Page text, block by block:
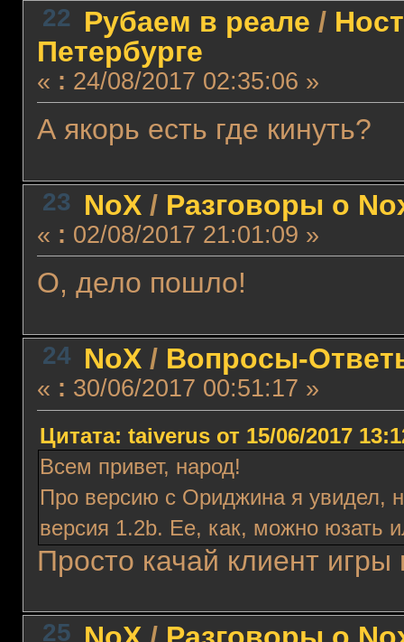
22 Рубаем в реале /
Петербурге
« : 24/08/2017 02:35:06 »
А якорь есть где кинуть?
23 NoX/ Разговоры о
« : 02/08/2017 21:01:09 »
О, дело пошло!
24 NoX/ Вопросы-
« : 30/06/2017 00:51:17 »
Цитата: taiverus от 15/06/2017
Всем привет, народ!
Про версию с Ориджина я увидел,
версия 1.2b. Ее, как, можно юзать
Просто качай клиент
25